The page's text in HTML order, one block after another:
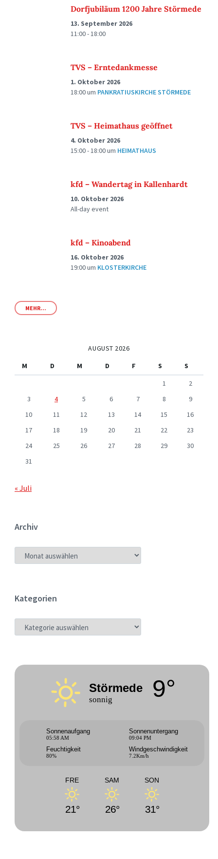
Dorfjubiläum 1200 Jahre Störmede
13. September 2026
11:00 - 18:00
TVS – Erntedankmesse
1. Oktober 2026
18:00um PANKRATIUSKIRCHE STÖRMEDE
TVS – Heimathaus geöffnet
4. Oktober 2026
15:00 - 18:00um HEIMATHAUS
kfd – Wandertag in Kallenhardt
10. Oktober 2026
All-day event
kfd – Kinoabend
16. Oktober 2026
19:00um KLOSTERKIRCHE
MEHR...
AUGUST 2026
M
D M D F S
S
1
2
3
4 5 6 7 8
9
10
11 12 13 14 15
16
17
18 19 20 21 22
23
24
25 26 27 28 29
30
31
« Juli
Archiv
ARCHIV
Kategorien
KATEGORIEN
Störmede
sonnig 9°
Sonnenaufgang
05:58 AM
Sonnenuntergang
09:04 PM
Feuchtigkeit
80%
Windgeschwindigkeit
7.2Km/h
FRE
21°
SAM
26°
SON
31°